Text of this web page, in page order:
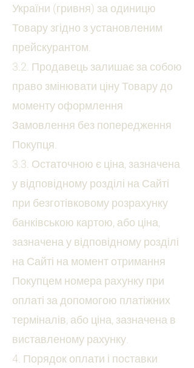
України (гривня) за одиницю
Товару згідно з установленим
прейскурантом.
3.2. Продавець залишає за собою
право змінювати ціну Товару до
моменту оформлення
Замовлення без попередження
Покупця.
3.3. Остаточною є ціна, зазначена
у відповідному розділі на Сайті
при безготівковому розрахунку
банківською картою, або ціна,
зазначена у відповідному розділі
на Сайті на момент отримання
Покупцем номера рахунку при
оплаті за допомогою платіжних
терміналів, або ціна, зазначена в
виставленому рахунку.
4. Порядок оплати і поставки